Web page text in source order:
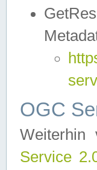
OGC
Weiterhin
Service